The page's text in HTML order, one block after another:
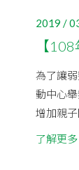
2019 /
【
為了讓
動中心
增加親
了解更多